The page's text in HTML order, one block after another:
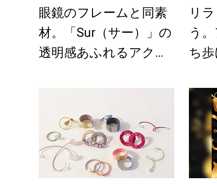
眼鏡のフレームと同素
材。「Sur（サー）」の
透明感あふれるアクセ
リ
う
ち